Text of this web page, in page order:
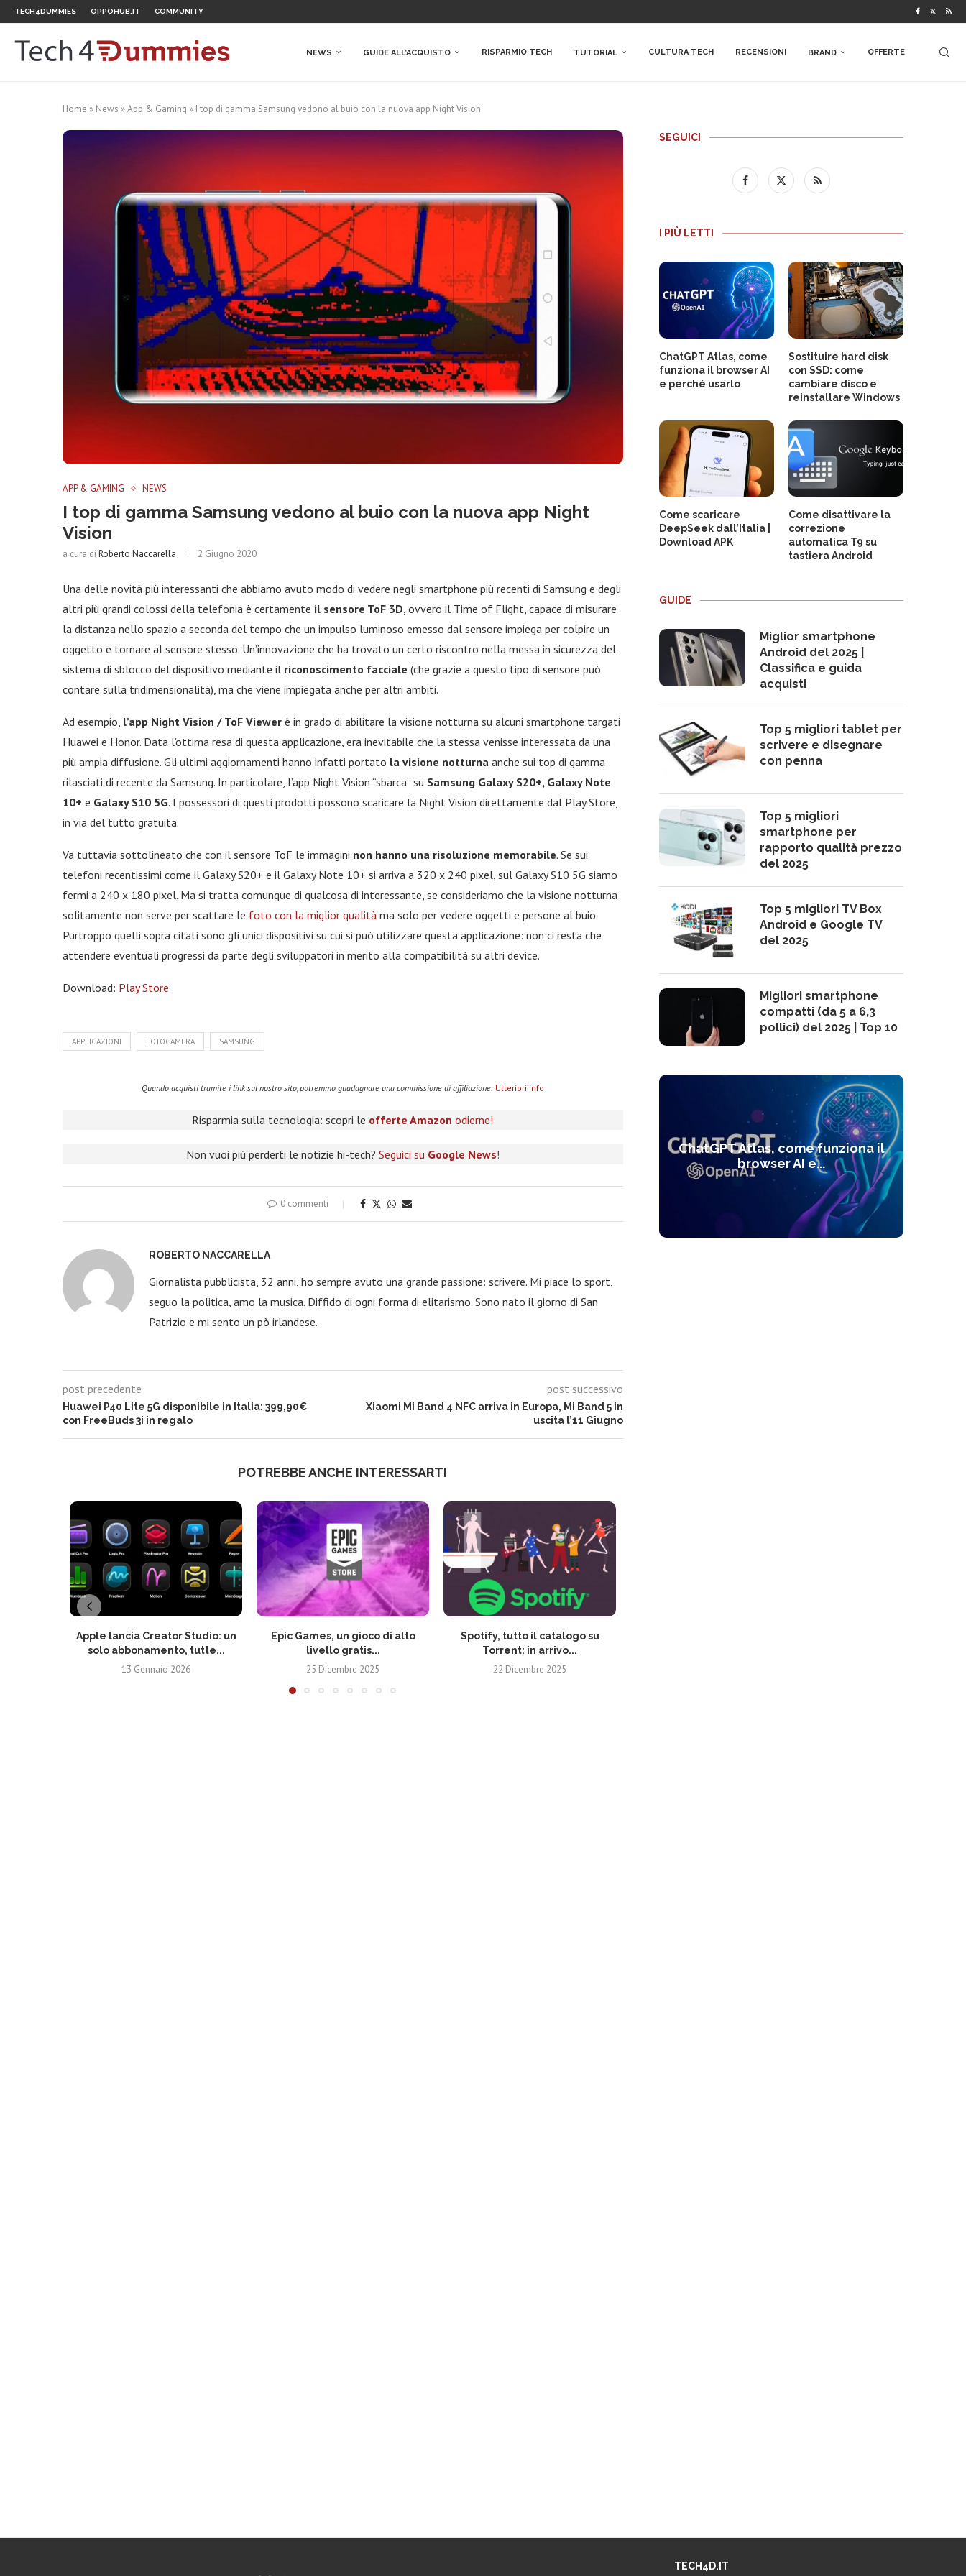
TECH4DUMMIES OPPOHUB.IT COMMUNITY
NEWS GUIDE ALL’ACQUISTO RISPARMIO TECH TUTORIAL CULTURA TECH RECENSIONI BRAND OFFERTE
Home » News »App & Gaming » I top di gamma Samsung vedono al buio con la nuova app Night Vision
APP & GAMING NEWS
I top di gamma Samsung vedono al buio con la nuova app Night
Vision
a cura di Roberto Naccarella 2 Giugno 2020
Una delle novità più interessanti che abbiamo avuto modo di vedere negli smartphone più recenti di Samsung e degli
altri più grandi colossi della telefonia è certamente il sensore ToF 3D, ovvero il Time of Flight, capace di misurare
la distanza nello spazio a seconda del tempo che un impulso luminoso emesso dal sensore impiega per colpire un
oggetto e tornare al sensore stesso. Un’innovazione che ha trovato un certo riscontro nella messa in sicurezza del
sistema di sblocco del dispositivo mediante il riconoscimento facciale (che grazie a questo tipo di sensore può
contare sulla tridimensionalità), ma che viene impiegata anche per altri ambiti.
Ad esempio, l’app Night Vision / ToF Viewer è in grado di abilitare la visione notturna su alcuni smartphone targati
Huawei e Honor. Data l’ottima resa di questa applicazione, era inevitabile che la stessa venisse interessata da una
più ampia diffusione. Gli ultimi aggiornamenti hanno infatti portato la visione notturna anche sui top di gamma
rilasciati di recente da Samsung. In particolare, l’app Night Vision “sbarca” su Samsung Galaxy S20+, Galaxy Note
10+ e Galaxy S10 5G. I possessori di questi prodotti possono scaricare la Night Vision direttamente dal Play Store,
in via del tutto gratuita.
Va tuttavia sottolineato che con il sensore ToF le immagini non hanno una risoluzione memorabile. Se sui
telefoni recentissimi come il Galaxy S20+ e il Galaxy Note 10+ si arriva a 320 x 240 pixel, sul Galaxy S10 5G siamo
fermi a 240 x 180 pixel. Ma si tratta comunque di qualcosa di interessante, se consideriamo che la visione notturna
solitamente non serve per scattare le foto con la miglior qualità ma solo per vedere oggetti e persone al buio.
Purtroppo quelli sopra citati sono gli unici dispositivi su cui si può utilizzare questa applicazione: non ci resta che
attendere eventuali progressi da parte degli sviluppatori in merito alla compatibilità su altri device.
Download: Play Store
APPLICAZIONI FOTOCAMERA SAMSUNG
Quando acquisti tramite i link sul nostro sito, potremmo guadagnare una commissione di affiliazione. Ulteriori info
Risparmia sulla tecnologia: scopri le offerte Amazon odierne!
Non vuoi più perderti le notizie hi-tech? Seguici su Google News!
0 commenti
ROBERTO NACCARELLA
Giornalista pubblicista, 32 anni, ho sempre avuto una grande passione: scrivere. Mi piace lo sport,
seguo la politica, amo la musica. Diffido di ogni forma di elitarismo. Sono nato il giorno di San
Patrizio e mi sento un pò irlandese.
post precedente
Huawei P40 Lite 5G disponibile in Italia: 399,90€
con FreeBuds 3i in regalo
post successivo
Xiaomi Mi Band 4 NFC arriva in Europa, Mi Band 5 in
uscita l’11 Giugno
POTREBBE ANCHE INTERESSARTI
Apple lancia Creator Studio: un
solo abbonamento, tutte...
13 Gennaio 2026
Epic Games, un gioco di alto
livello gratis...
25 Dicembre 2025
Spotify, tutto il catalogo su
Torrent: in arrivo...
22 Dicembre 2025
SEGUICI
I PIÙ LETTI
ChatGPT Atlas, come
funziona il browser AI
e perché usarlo
Sostituire hard disk
con SSD: come
cambiare disco e
reinstallare Windows
Come scaricare
DeepSeek dall’Italia |
Download APK
Come disattivare la
correzione
automatica T9 su
tastiera Android
GUIDE
Miglior smartphone
Android del 2025 |
Classifica e guida
acquisti
Top 5 migliori tablet per
scrivere e disegnare
con penna
Top 5 migliori
smartphone per
rapporto qualità prezzo
del 2025
Top 5 migliori TV Box
Android e Google TV
del 2025
Migliori smartphone
compatti (da 5 a 6,3
pollici) del 2025 | Top 10
ChatGPT Atlas, come funziona il
browser AI e...
TECH4D.IT